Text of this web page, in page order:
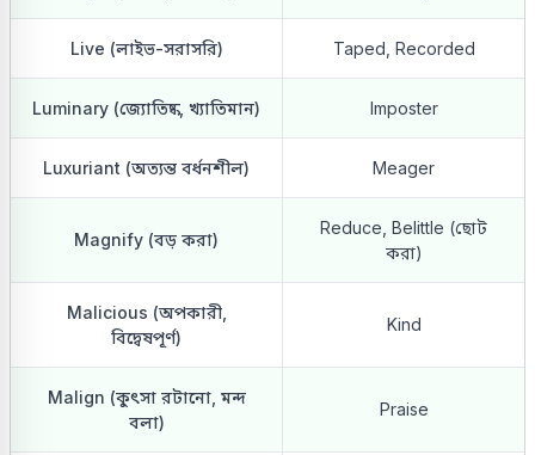
Live (লাইভ-সরাসরি) Taped, Recorded
Luminary (জ্যোতিষ্ক, খ্যাতিমান) Imposter
Luxuriant (অত্যন্ত বর্ধনশীল) Meager
Magnify (বড় করা)
Reduce, Belittle (ছোট
করা)
Malicious (অপকারী,
বিদ্বেষপূর্ণ)
Kind
Malign (কুৎসা রটানো, মন্দ
বলা)
Praise